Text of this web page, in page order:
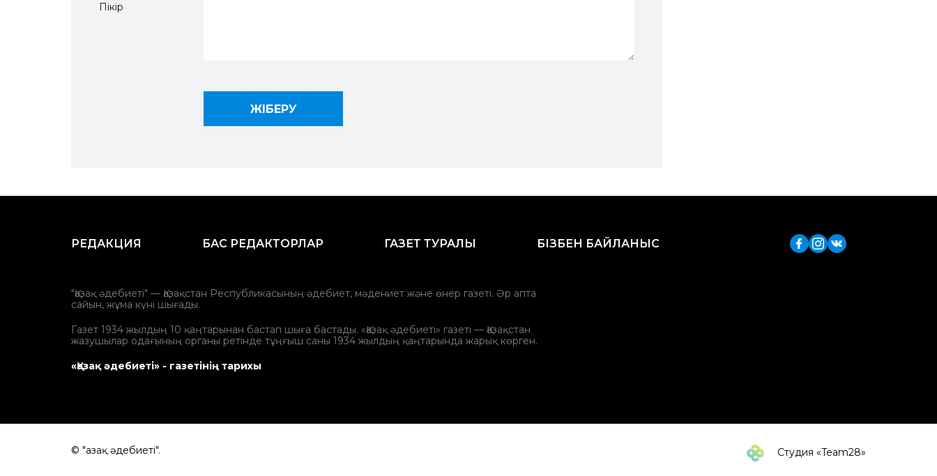
Пікір
РЕДАКЦИЯ БАС РЕДАКТОРЛАР ГАЗЕТ ТУРАЛЫ БІЗБЕН БАЙЛАНЫС
"Қазақ әдебиеті" — Қазақстан Республикасының әдебиет, мәдениет және өнер газеті. Әр апта
сайын, жұма күні шығады.
Газет 1934 жылдың 10 қаңтарынан бастап шыға бастады. «Қазақ әдебиеті» газеті — Қазақстан
жазушылар одағының органы ретінде тұңғыш саны 1934 жылдың қаңтарында жарық көрген.
«Қазақ әдебиеті» - газетінің тарихы
© "Қазақ әдебиеті". Студия «Team28»